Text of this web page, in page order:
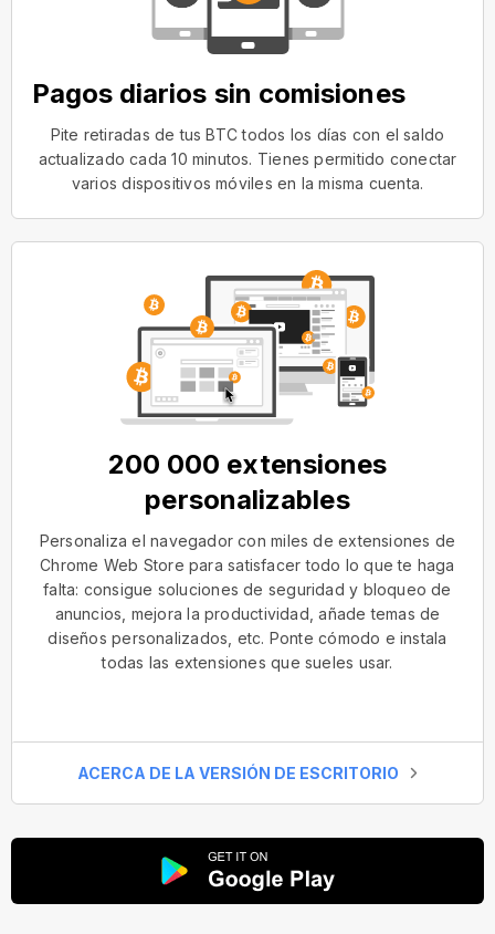
Pagos diarios sin comisiones
Pite retiradas de tus BTC todos los días con el saldo
actualizado cada 10 minutos. Tienes permitido conectar
varios dispositivos móviles en la misma cuenta.
200 000 extensiones
personalizables
Personaliza el navegador con miles de extensiones de
Chrome Web Store para satisfacer todo lo que te haga
falta: consigue soluciones de seguridad y bloqueo de
anuncios, mejora la productividad, añade temas de
diseños personalizados, etc. Ponte cómodo e instala
todas las extensiones que sueles usar.
ACERCA DE LA VERSIÓN DE ESCRITORIO